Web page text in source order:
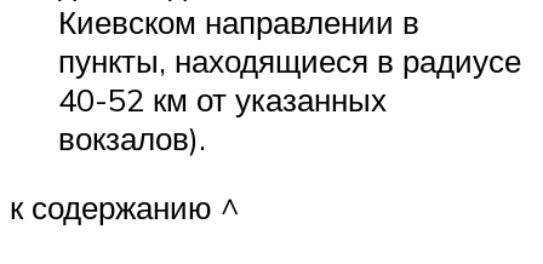
Киевском направлении в
пункты, находящиеся в радиусе
40-52 км от указанных
вокзалов).
к содержанию ^